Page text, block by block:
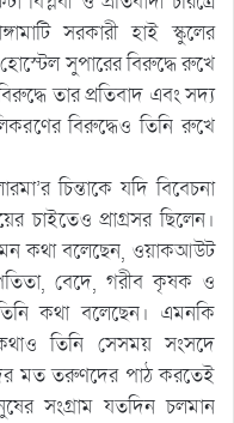
সরকারী হাই স্কুলের
সুপারের বিরুদ্ধে রুখে
তার প্রতিবাদ এবং সদ্য
বিরুদ্ধেও তিনি রুখে
চিন্তাকে যদি বিবেচনা
চাইতেও প্রাগ্রসর ছিলেন।
কথা বলেছেন, ওয়াকআউট
বেদে, গরীব কৃষক ও
কথা বলেছেন। এমনকি
তিনি সেসময় সংসদে
মত তরুণদের পাঠ করতেই
সংগ্রাম যতদিন চলমান